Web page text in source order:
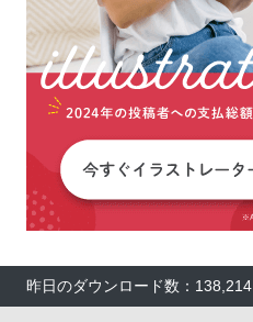
昨日のダウンロード数：138,214